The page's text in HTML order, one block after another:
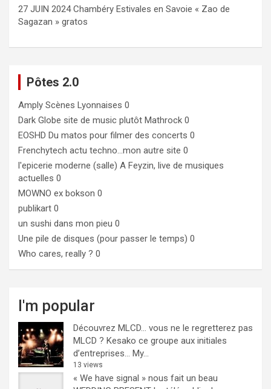
27 JUIN 2024 Chambéry Estivales en Savoie « Zao de
Sagazan » gratos
Pôtes 2.0
Amply Scènes Lyonnaises 0
Dark Globe site de music plutôt Mathrock 0
EOSHD Du matos pour filmer des concerts 0
Frenchytech actu techno…mon autre site 0
l'epicerie moderne (salle) A Feyzin, live de musiques
actuelles 0
MOWNO ex bokson 0
publikart 0
un sushi dans mon pieu 0
Une pile de disques (pour passer le temps) 0
Who cares, really ? 0
I'm popular
Découvrez MLCD… vous ne le regretterez pas
MLCD ? Kesako ce groupe aux initiales
d’entreprises… My...
13 views
« We have signal » nous fait un beau